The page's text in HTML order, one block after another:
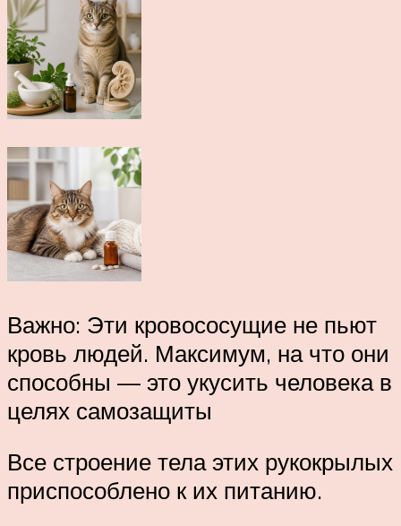
Важно: Эти кровососущие не пьют
кровь людей. Максимум, на что они
способны — это укусить человека в
целях самозащиты
Все строение тела этих рукокрылых
приспособлено к их питанию.